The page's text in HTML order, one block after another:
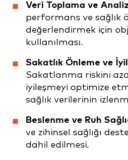
Veri Toplama ve
performans ve sağlık
değerlendirmek için
kullanılması.
Sakatlık Önleme ve
Sakatlanma riskini
iyileşmeyi optimize
sağlık verilerinin
Beslenme ve Ruh
ve zihinsel sağlığı
dahil edilmesi.